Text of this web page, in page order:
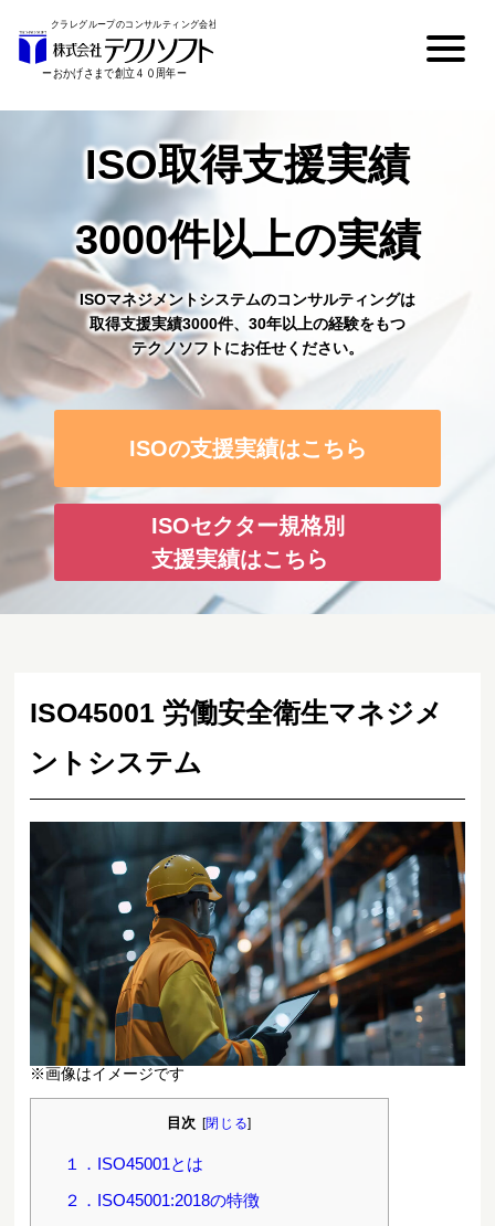
ISO取得支援実績
3000件以上の実績
ISOマネジメントシステムのコンサルティングは
取得支援実績3000件、30年以上の経験をもつ
テクノソフトにお任せください。
ISOの支援実績はこちら
ISOセクター規格別
支援実績はこちら
ISO45001 労働安全衛生マネジメ
ントシステム
※画像はイメージです
目次 [閉じる]
１．ISO45001とは
２．ISO45001:2018の特徴